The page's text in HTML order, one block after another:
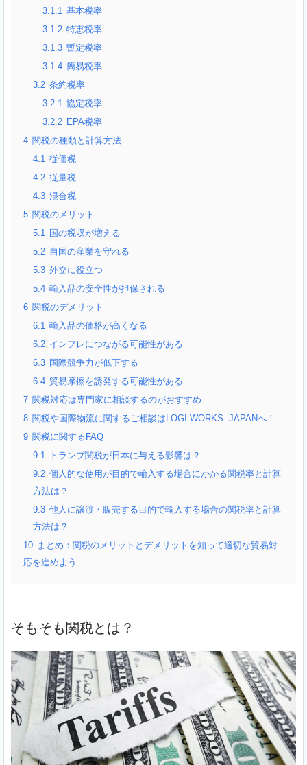
3.1.1 基本税率
3.1.2 特恵税率
3.1.3 暫定税率
3.1.4 簡易税率
3.2 条約税率
3.2.1 協定税率
3.2.2 EPA税率
4 関税の種類と計算方法
4.1 従価税
4.2 従量税
4.3 混合税
5 関税のメリット
5.1 国の税収が増える
5.2 自国の産業を守れる
5.3 外交に役立つ
5.4 輸入品の安全性が担保される
6 関税のデメリット
6.1 輸入品の価格が高くなる
6.2 インフレにつながる可能性がある
6.3 国際競争力が低下する
6.4 貿易摩擦を誘発する可能性がある
7 関税対応は専門家に相談するのがおすすめ
8 関税や国際物流に関するご相談はLOGI WORKS. JAPANへ！
9 関税に関するFAQ
9.1
トランプ関税が日本に与える影響は？
9.2 個人的な使用が目的で輸入する場合にかかる関税率と計算
方法は？
9.3 他人に譲渡・販売する目的で輸入する場合の関税率と計算
方法は？
10 まとめ：関税のメリットとデメリットを知って適切な貿易対
応を進めよう
そもそも関税とは？